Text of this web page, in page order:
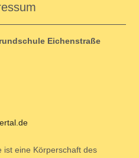
Eichenstraße
ist eine Körperschaft des